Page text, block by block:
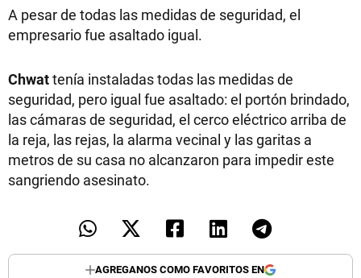
A pesar de todas las medidas de seguridad, el
empresario fue asaltado igual.
Chwattenía instaladas todas las medidas de
seguridad, pero igual fue asaltado: el portón brindado,
las cámaras de seguridad, el cerco eléctrico arriba de
la reja, las rejas, la alarma vecinal y las garitas a
metros de su casa no alcanzaron para impedir este
sangriendo asesinato.
AGREGANOS COMO FAVORITOS EN